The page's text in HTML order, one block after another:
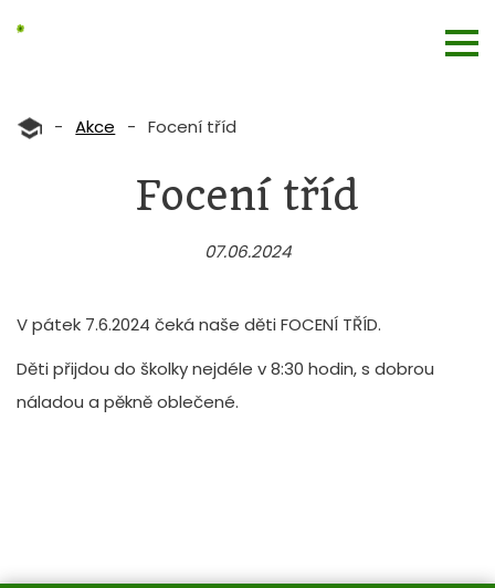
- Akce - Focení tříd
Focení tříd
07.06.2024
V pátek 7.6.2024 čeká naše děti FOCENÍ TŘÍD.
Děti přijdou do školky nejdéle v 8:30 hodin, s dobrou
náladou a pěkně oblečené.